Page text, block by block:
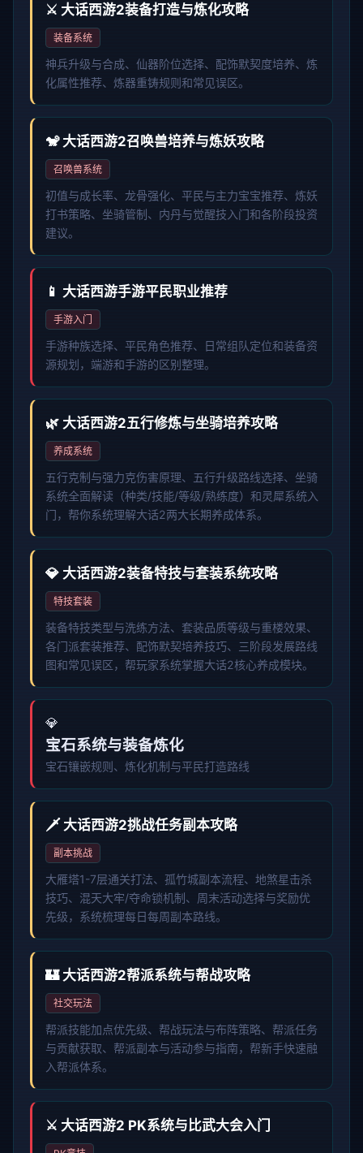
⚔️ 大话西游2装备打造与炼化攻略
装备系统
神兵升级与合成、仙器阶位选择、配饰默契度培养、炼
化属性推荐、炼器重铸规则和常见误区。
🐒 大话西游2召唤兽培养与炼妖攻略
召唤兽系统
初值与成长率、龙骨强化、平民与主力宝宝推荐、炼妖
打书策略、坐骑管制、内丹与觉醒技入门和各阶段投资
建议。
📱 大话西游手游平民职业推荐
手游入门
手游种族选择、平民角色推荐、日常组队定位和装备资
源规划，端游和手游的区别整理。
🌿 大话西游2五行修炼与坐骑培养攻略
养成系统
五行克制与强力克伤害原理、五行升级路线选择、坐骑
系统全面解读（种类/技能/等级/熟练度）和灵犀系统入
门，帮你系统理解大话2两大长期养成体系。
💎 大话西游2装备特技与套装系统攻略
特技套装
装备特技类型与洗练方法、套装品质等级与重楼效果、
各门派套装推荐、配饰默契培养技巧、三阶段发展路线
图和常见误区，帮玩家系统掌握大话2核心养成模块。
💎
宝石系统与装备炼化
宝石镶嵌规则、炼化机制与平民打造路线
🗡️ 大话西游2挑战任务副本攻略
副本挑战
大雁塔1-7层通关打法、孤竹城副本流程、地煞星击杀
技巧、混天大牢/夺命锁机制、周末活动选择与奖励优
先级，系统梳理每日每周副本路线。
🏰 大话西游2帮派系统与帮战攻略
社交玩法
帮派技能加点优先级、帮战玩法与布阵策略、帮派任务
与贡献获取、帮派副本与活动参与指南，帮新手快速融
入帮派体系。
⚔️ 大话西游2 PK系统与比武大会入门